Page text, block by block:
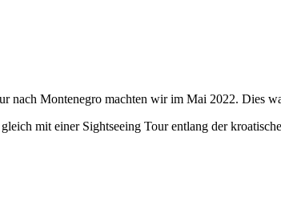
nach Montenegro machten wir im Mai 2022. Dies
mit einer Sightseeing Tour entlang der